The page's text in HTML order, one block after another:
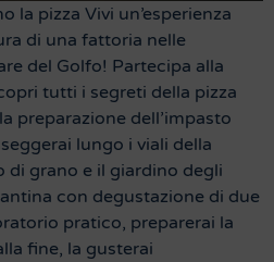
la pizza Vivi un’esperienza
di una fattoria nelle
del Golfo! Partecipa alla
tutti i segreti della pizza
preparazione dell’impasto
lungo i viali della
di grano e il giardino degli
con degustazione di due
pratico, preparerai la
fine, la gusterai